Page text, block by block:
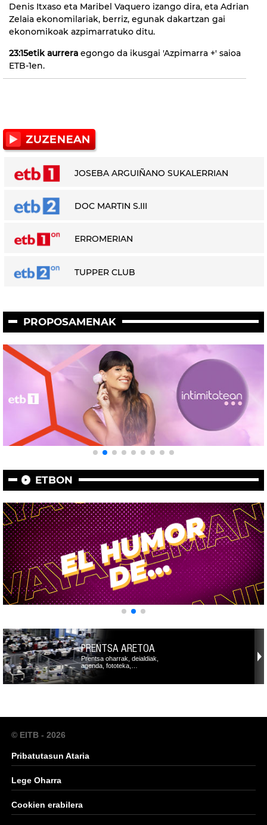
Denis Itxaso eta Maribel Vaquero izango dira, eta Adrian
Zelaia ekonomilariak, berriz, egunak dakartzan gai
ekonomikoak azpimarratuko ditu.
23:15etik aurrera egongo da ikusgai 'Azpimarra +' saioa
ETB-1en.
JOSEBA ARGUIÑANO SUKALERRIAN
DOC MARTIN S.III
ERROMERIAN
TUPPER CLUB
PROPOSAMENAK
ETBON
PRENTSA ARETOA
Prentsa oharrak, deialdiak,
agenda, fototeka,…
© EITB - 2026
Pribatutasun Ataria
Lege Oharra
Cookien erabilera